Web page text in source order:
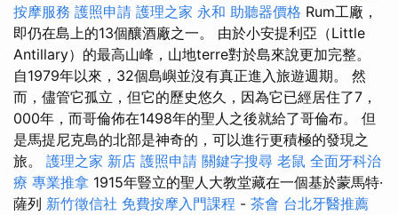
按摩服務 護照申請 護理之家 永和 助聽器價格 Rum工廠，
即仍在島上的13個釀酒廠之一。 由於小安提利亞（Little
Antillary）的最高山峰，山地terre對於島來說更加完整。
自1979年以來，32個島嶼並沒有真正進入旅遊週期。 然
而，儘管它孤立，但它的歷史悠久，因為它已經居住了7，
000年，而哥倫佈在1498年的聖人之後就給了哥倫布。 但
是馬提尼克島的北部是神奇的，可以進行更積極的發現之
旅。 護理之家 新店 護照申請 關鍵字搜尋 老鼠 全面牙科治
療 專業推拿 1915年豎立的聖人大教堂藏在一個基於蒙馬特·
薩列 新竹徵信社 免費按摩入門課程 - 茶會 台北牙醫推薦